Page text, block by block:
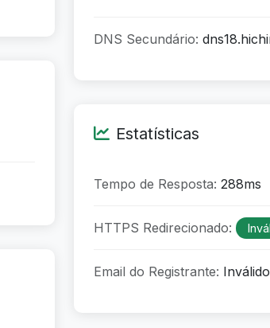
DNS Secundário:
Estatísticas
Tempo de Resposta: 288ms
HTTPS Redirecionado:
Email do Registrante: Inválido